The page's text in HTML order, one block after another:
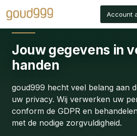
Account
Jouw gegevens in
handen
goud999 hecht veel belang aan
uw privacy. Wij verwerken uw
conform de GDPR en
met de nodige zorgvuldigheid.